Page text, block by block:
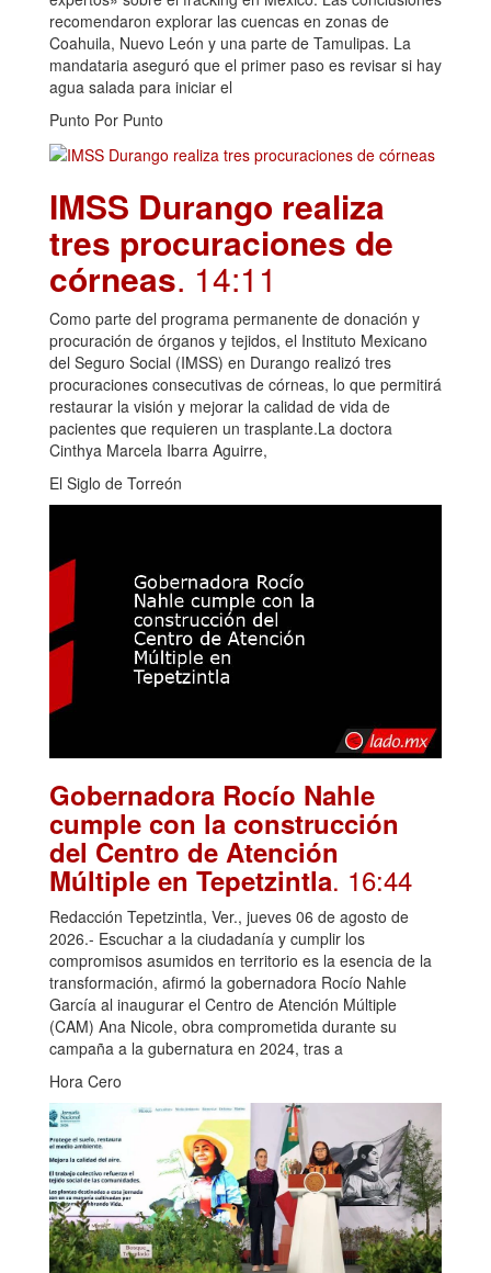
recomendaron explorar las cuencas en zonas de
Coahuila, Nuevo León y una parte de Tamulipas. La
mandataria aseguró que el primer paso es revisar si hay
agua salada para iniciar el
Punto Por Punto
IMSS Durango realiza
tres procuraciones de
córneas. 14:11
Como parte del programa permanente de donación y
procuración de órganos y tejidos, el Instituto Mexicano
del Seguro Social (IMSS) en Durango realizó tres
procuraciones consecutivas de córneas, lo que permitirá
restaurar la visión y mejorar la calidad de vida de
pacientes que requieren un trasplante.La doctora
Cinthya Marcela Ibarra Aguirre,
El Siglo de Torreón
Gobernadora Rocío Nahle
cumple con la construcción
del Centro de Atención
Múltiple en Tepetzintla. 16:44
Redacción Tepetzintla, Ver., jueves 06 de agosto de
2026.- Escuchar a la ciudadanía y cumplir los
compromisos asumidos en territorio es la esencia de la
transformación, afirmó la gobernadora Rocío Nahle
García al inaugurar el Centro de Atención Múltiple
(CAM) Ana Nicole, obra comprometida durante su
campaña a la gubernatura en 2024, tras a
Hora Cero